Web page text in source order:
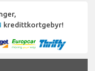
kredittkortgebyr!